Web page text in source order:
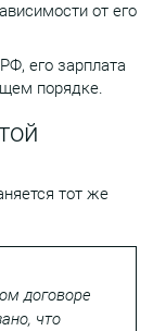
от его
его зарплата
порядке.
тот же
договоре
что